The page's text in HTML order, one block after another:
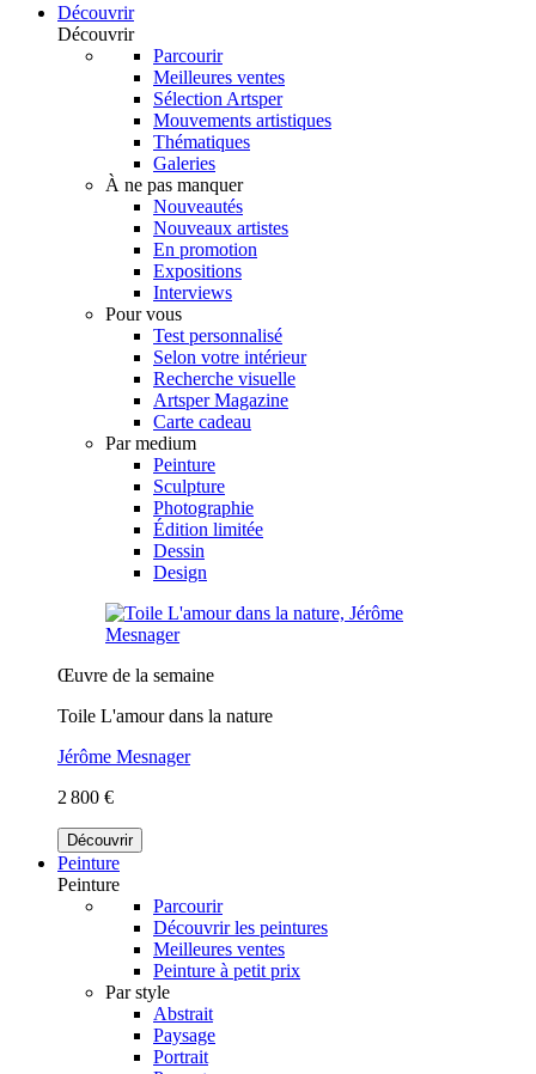
Découvrir
Découvrir
Parcourir
Meilleures ventes
Sélection Artsper
Mouvements artistiques
Thématiques
Galeries
À ne pas manquer
Nouveautés
Nouveaux artistes
En promotion
Expositions
Interviews
Pour vous
Test personnalisé
Selon votre intérieur
Recherche visuelle
Artsper Magazine
Carte cadeau
Par medium
Peinture
Sculpture
Photographie
Édition limitée
Dessin
Design
Œuvre de la semaine
Toile L'amour dans la nature
Jérôme Mesnager
2 800 €
Découvrir
Peinture
Peinture
Parcourir
Découvrir les peintures
Meilleures ventes
Peinture à petit prix
Par style
Abstrait
Paysage
Portrait